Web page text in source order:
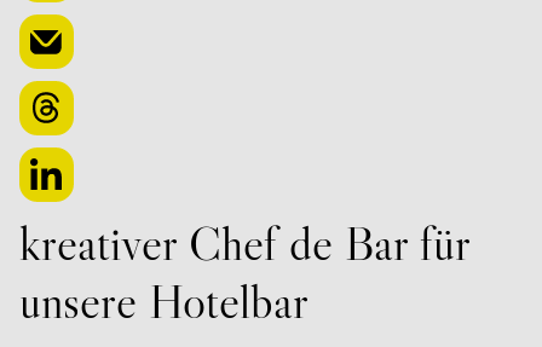
kreativer Chef de Bar für
unsere Hotelbar